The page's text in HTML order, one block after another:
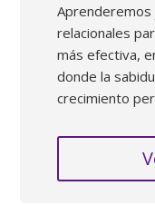
relacionales
más efectiva,
donde la
crecimiento